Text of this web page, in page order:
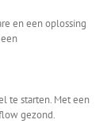
en een oplossing
te starten. Met een
gezond.